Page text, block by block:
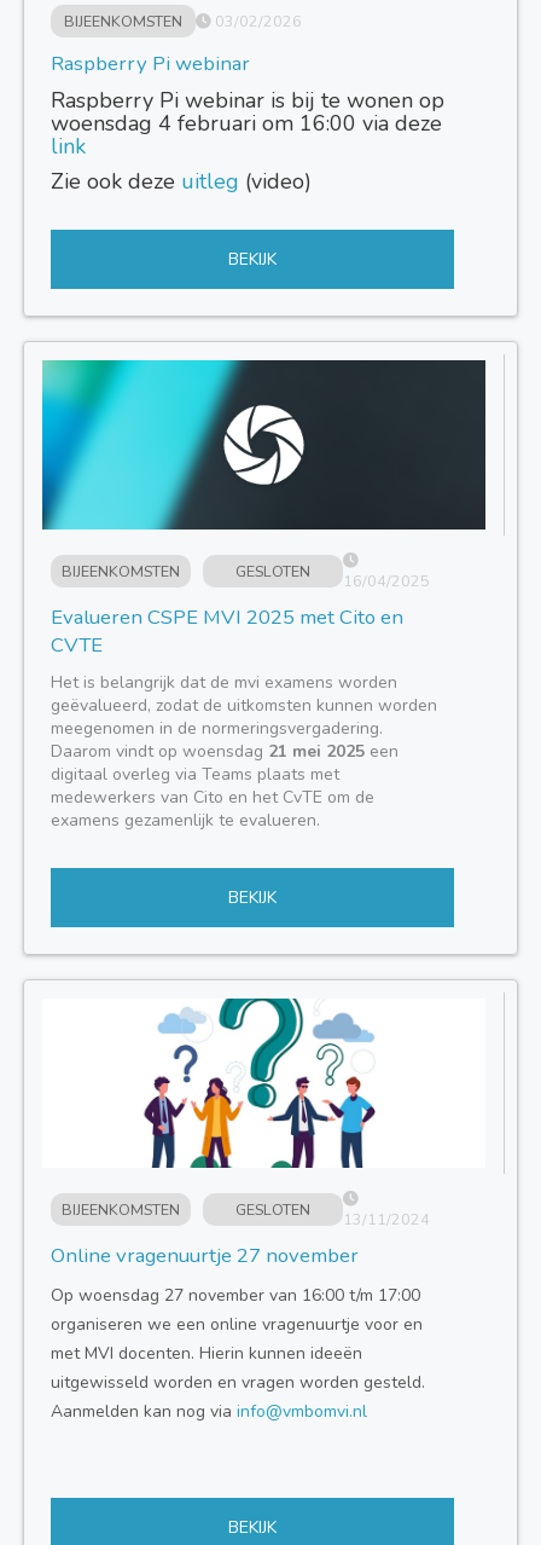
BIJEENKOMSTEN 03/02/2026
Raspberry Pi webinar
Raspberry Pi webinar is bij te wonen op
woensdag 4 februari om 16:00 via deze
link
Zie ook deze uitleg (video)
BEKIJK
BIJEENKOMSTEN GESLOTEN 16/04/2025
Evalueren CSPE MVI 2025 met Cito en
CVTE
Het is belangrijk dat de mvi examens worden
geëvalueerd, zodat de uitkomsten kunnen worden
meegenomen in de normeringsvergadering.
Daarom vindt op woensdag 21 mei 2025 een
digitaal overleg via Teams plaats met
medewerkers van Cito en het CvTE om de
examens gezamenlijk te evalueren.
BEKIJK
BIJEENKOMSTEN GESLOTEN 13/11/2024
Online vragenuurtje 27 november
Op woensdag 27 november van 16:00 t/m 17:00
organiseren we een online vragenuurtje voor en
met MVI docenten. Hierin kunnen ideeën
uitgewisseld worden en vragen worden gesteld.
Aanmelden kan nog viainfo@vmbomvi.nl
BEKIJK